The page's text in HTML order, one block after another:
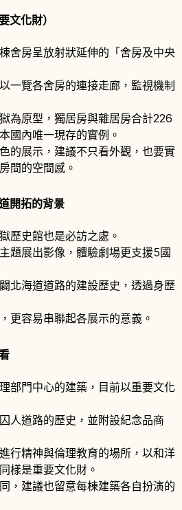
文化財）
舍房呈放射狀延伸的「舍房及中央
一覽各舍房的連接走廊，監視機制
為原型，獨居房與雜居房合計226
國內唯一現存的實例。
的展示，建議不只看外觀，也要實
間的空間感。
開拓的背景
歷史館也是必訪之處。
題展出影像，體驗劇場更支援5國
北海道道路的建設歷史，透過身歷
更容易串聯起各展示的意義。
部門中心的建築，目前以重要文化
人道路的歷史，並附設紀念品商
行精神與倫理教育的場所，以和洋
樣是重要文化財。
，建議也留意每棟建築各自扮演的